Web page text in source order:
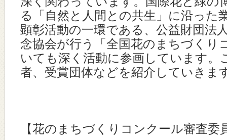
る「自然と人間との共生」に沿った
顕彰活動の一環である、公益財団法
念協会が行う「全国花のまちづくり
いても深く活動に参画しています。
者、受賞団体などを紹介していきま
【花のまちづくりコンクール審査